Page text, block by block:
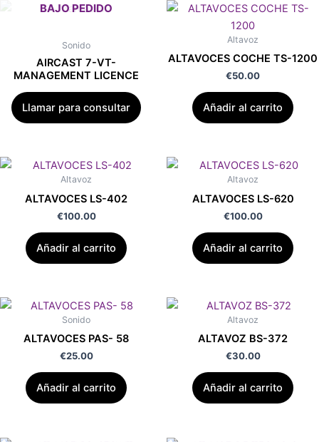
Sonido
AIRCAST 7-VT-
MANAGEMENT LICENCE
Llamar para consultar
Altavoz
ALTAVOCES COCHE TS-1200
€50.00
Añadir al carrito
Altavoz
ALTAVOCES LS-402
€100.00
Añadir al carrito
Altavoz
ALTAVOCES LS-620
€100.00
Añadir al carrito
Sonido
ALTAVOCES PAS- 58
€25.00
Añadir al carrito
Altavoz
ALTAVOZ BS-372
€30.00
Añadir al carrito